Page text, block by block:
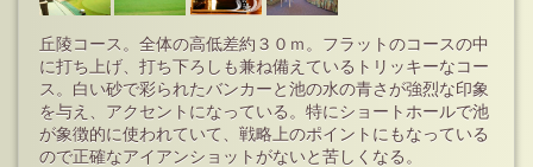
丘陵コース。全体の高低差約３０ｍ。フラットのコースの中
に打ち上げ、打ち下ろしも兼ね備えているトリッキーなコー
ス。白い砂で彩られたバンカーと池の水の青さが強烈な印象
を与え、アクセントになっている。特にショートホールで池
が象徴的に使われていて、戦略上のポイントにもなっている
ので正確なアイアンショットがないと苦しくなる。